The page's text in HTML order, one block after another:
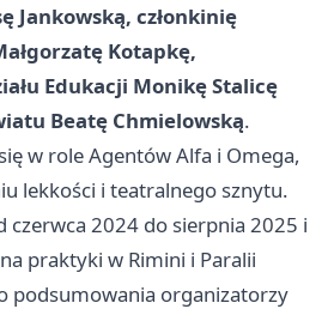
Jankowską, członkinię
Kotapkę,
Edukacji Monikę Stalicę
Beatę Chmielowską.
w role Agentów Alfa i Omega,
lekkości i teatralnego sznytu.
czerwca 2024 do sierpnia 2025 i
praktyki w Rimini i Paralii
podsumowania organizatorzy